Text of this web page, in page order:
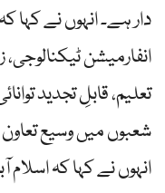
دار ہے۔ انہوں نے
انفارمیشن
تعلیم، قابلِ تجدید
شعبوں میں وسیع
انہوں نے کہا کہ